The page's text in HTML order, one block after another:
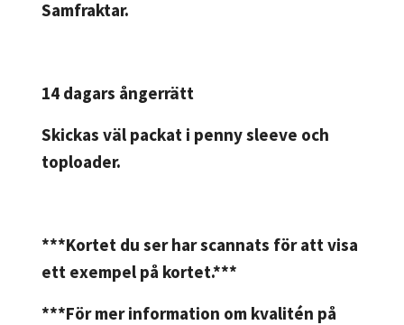
Samfraktar.
14 dagars ångerrätt
Skickas väl packat i penny sleeve och
toploader.
***Kortet du ser har scannats för att visa
ett exempel på kortet.***
***För mer information om kvalitén på